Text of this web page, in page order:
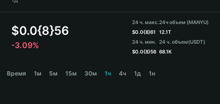
हिन्दी
Español
Português (Brasil)
$0.0{8}56
-3.09%
24 ч. макс.
$0.0{8}61
24 ч. мин.
$0.0{8}56
24ч объем (MANYU)
12.1T
24 ч. объем(USDT)
68.1K
Время 1м 5м 15м 30м 1ч 4ч 1д 1н